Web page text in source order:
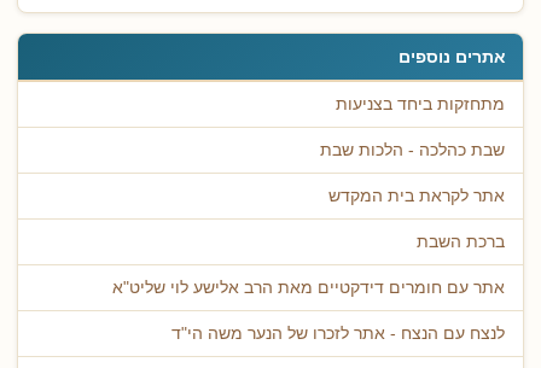
אתרים נוספים
מתחזקות ביחד בצניעות
שבת כהלכה - הלכות שבת
אתר לקראת בית המקדש
ברכת השבת
אתר עם חומרים דידקטיים מאת הרב אלישע לוי שליט"א
לנצח עם הנצח - אתר לזכרו של הנער משה הי"ד